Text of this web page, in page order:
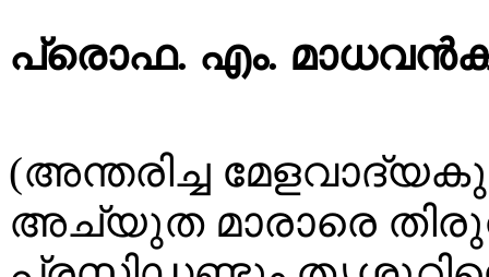
പ്രൊഫ. എം.
(അന്തരിച്ച
അച്യുത മാരാരെ